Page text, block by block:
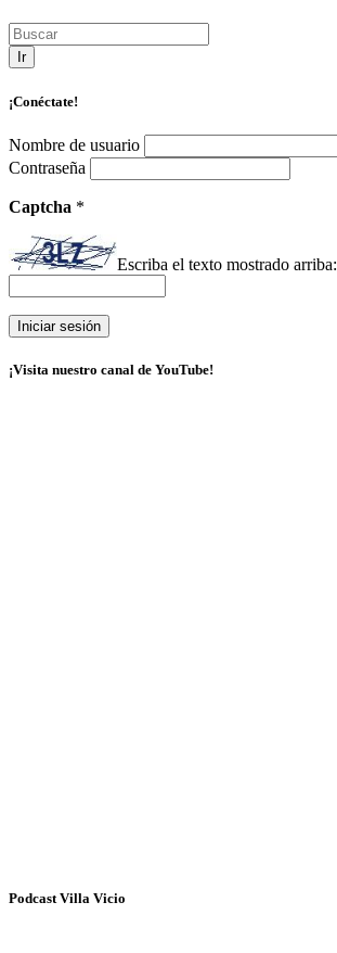
Ir
¡Conéctate!
Nombre de usuario
Contraseña
Captcha *
Escriba el texto mostrado arriba:
¡Visita nuestro canal de YouTube!
Podcast Villa Vicio